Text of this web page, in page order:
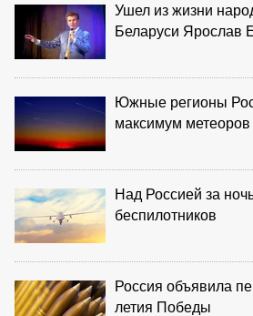
Ушел из жизни
Беларуси Ярослав
Южные регионы
максимум
Над Россией за
беспилотников
Россия объявила
летия Победы